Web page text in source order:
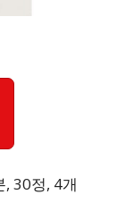
30정, 4개